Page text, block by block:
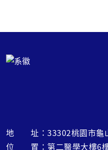
地 址：33302桃園市龜
位 置：第二醫學大樓6